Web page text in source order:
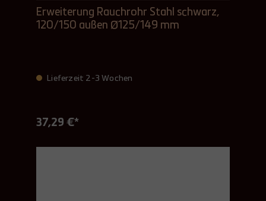
Erweiterung Rauchrohr Stahl schwarz,
120/150 außen Ø125/149 mm
Lieferzeit 2-3 Wochen
37,29 €*